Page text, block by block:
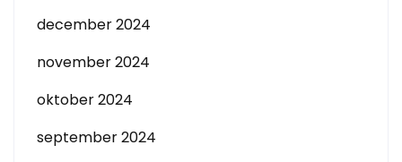
december 2024
november 2024
oktober 2024
september 2024